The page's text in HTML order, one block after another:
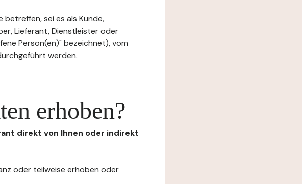
sei es als Kunde,
Lieferant, Dienstleister oder
Person(en)" bezeichnet), vom
werden.
erhoben?
direkt von Ihnen oder indirekt
oder teilweise erhoben oder